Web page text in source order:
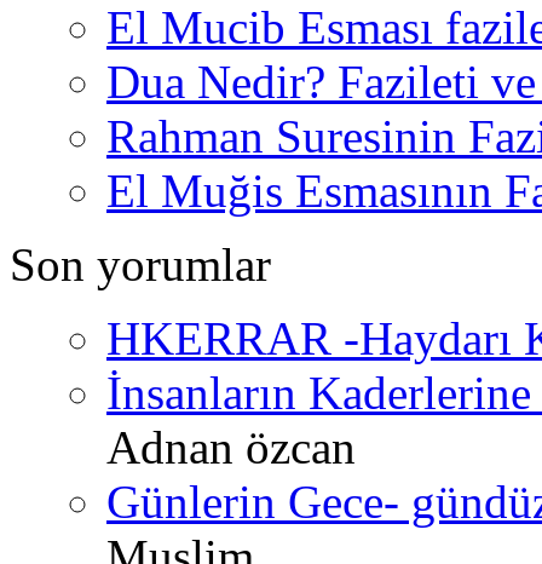
El Mucib Esması
Dua Nedir? Fazileti
Rahman Suresinin
El Muğis Esmasının
Son yorumlar
HKERRAR -Haydarı
İnsanların
Adnan özcan
Günlerin Gece-